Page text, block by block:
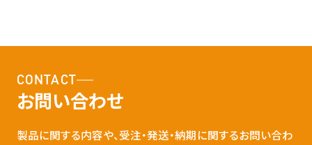
CONTACT
お問い合わせ
製品に関する内容や、受注・発送・納期に関するお問い合わ